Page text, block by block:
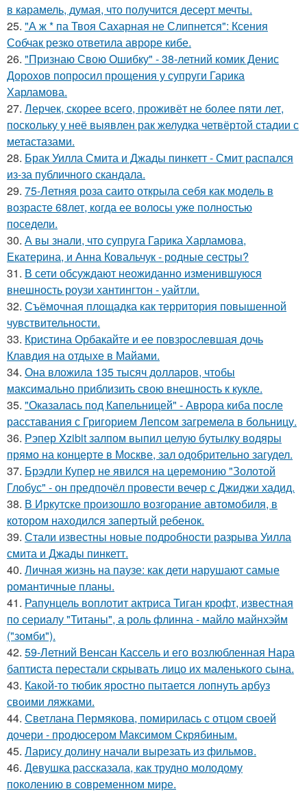
в карамель, думая, что получится десерт мечты.
25. "А ж * па Твоя Сахарная не Слипнется": Ксения
Собчак резко ответила авроре кибе.
26. "Признаю Свою Ошибку" - 38-летний комик Денис
Дорохов попросил прощения у супруги Гарика
Харламова.
27. Лерчек, скорее всего, проживёт не более пяти лет,
поскольку у неё выявлен рак желудка четвёртой стадии с
метастазами.
28. Брак Уилла Смита и Джады пинкетт - Смит распался
из-за публичного скандала.
29. 75-Летняя роза саито открыла себя как модель в
возрасте 68лет, когда ее волосы уже полностью
поседели.
30. А вы знали, что супруга Гарика Харламова,
Екатерина, и Анна Ковальчук - родные сестры?
31. В сети обсуждают неожиданно изменившуюся
внешность роузи хантингтон - уайтли.
32. Съёмочная площадка как территория повышенной
чувствительности.
33. Кристина Орбакайте и ее повзрослевшая дочь
Клавдия на отдыхе в Майами.
34. Она вложила 135 тысяч долларов, чтобы
максимально приблизить свою внешность к кукле.
35. "Оказалась под Капельницей" - Аврора киба после
расставания с Григорием Лепсом загремела в больницу.
36. Рэпер Xzibit залпом выпил целую бутылку водяры
прямо на концерте в Москве, зал одобрительно загудел.
37. Брэдли Купер не явился на церемонию "Золотой
Глобус" - он предпочёл провести вечер с Джиджи хадид.
38. В Иркутске произошло возгорание автомобиля, в
котором находился запертый ребенок.
39. Стали известны новые подробности разрыва Уилла
смита и Джады пинкетт.
40. Личная жизнь на паузе: как дети нарушают самые
романтичные планы.
41. Рапунцель воплотит актриса Тиган крофт, известная
по сериалу "Титаны", а роль флинна - майло майнхэйм
("зомби").
42. 59-Летний Венсан Кассель и его возлюбленная Нара
баптиста перестали скрывать лицо их маленького сына.
43. Какой-то тюбик яростно пытается лопнуть арбуз
своими ляжками.
44. Светлана Пермякова, помирилась с отцом своей
дочери - продюсером Максимом Скрябиным.
45. Ларису долину начали вырезать из фильмов.
46. Девушка рассказала, как трудно молодому
поколению в современном мире.